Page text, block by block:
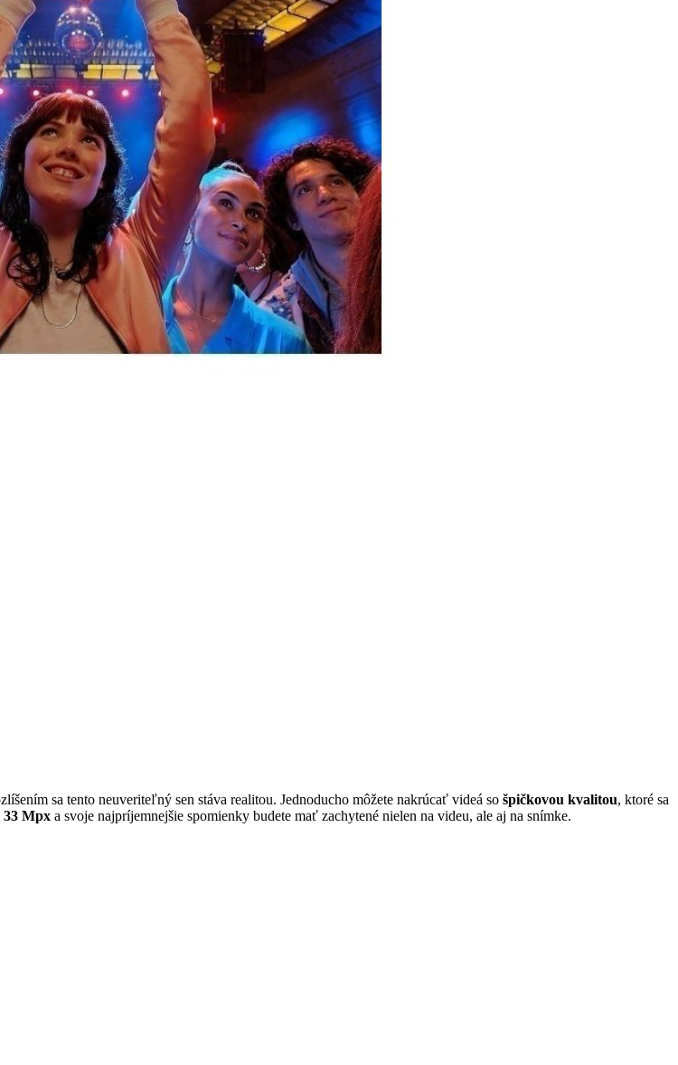
sa tento neuveriteľný sen stáva realitou. Jednoducho môžete nakrúcať videá so špičkovou kvalitou, ktoré sa
33 Mpx a svoje najpríjemnejšie spomienky budete mať zachytené nielen na videu, ale aj na snímke.